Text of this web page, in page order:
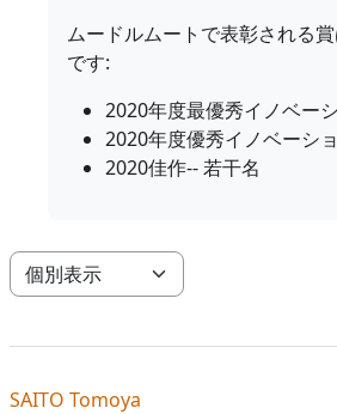
ムードルムートで表彰される
です:
2020年度最優秀イノベー
2020年度優秀イノベーシ
2020佳作-- 若干名
モード3次ナビゲーションを表示する
SAITO Tomoya